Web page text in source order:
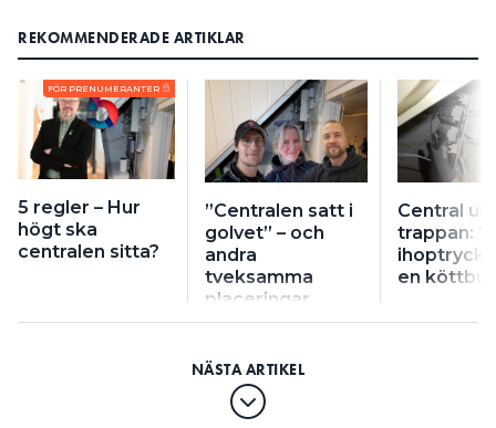
REKOMMENDERADE ARTIKLAR
FÖR PRENUMERANTER
5 regler – Hur
högt ska
centralen sitta?
”Centralen satt i
golvet” – och
andra
tveksamma
placeringar
Central
trappan:
ihoptryckt
en